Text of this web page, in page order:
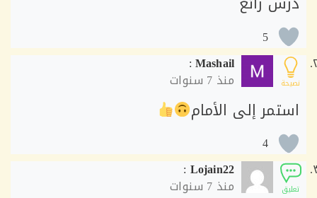
5
Mashail
:
منذ
إلى الأمام
4
Lojain22
:
منذ